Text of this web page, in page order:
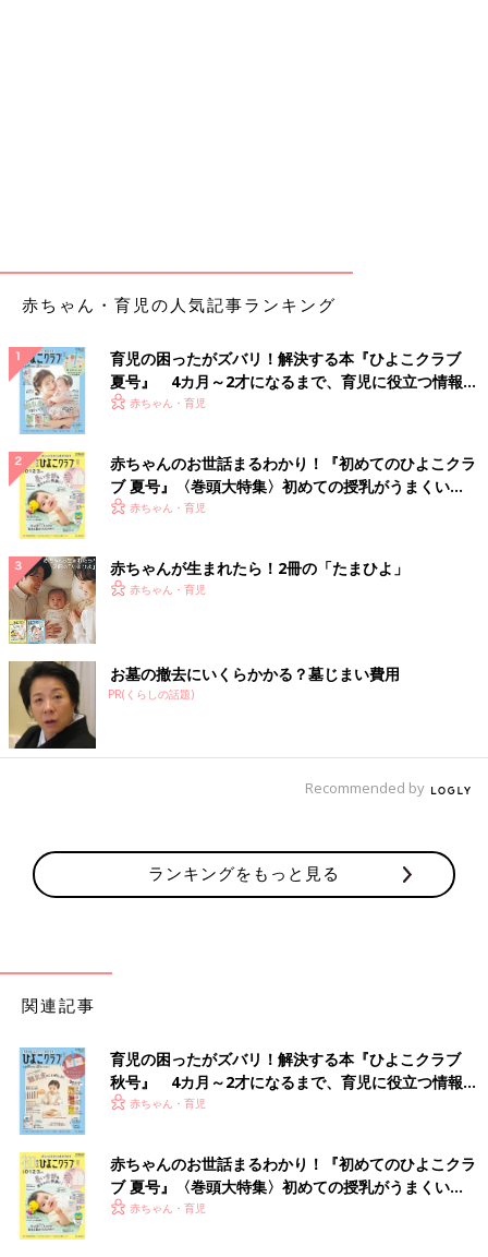
式。現在はリュックで登校し、教科書は学校の予備をお借りして
「庭先のお花がその種類だけゴッソリ掘り返されて盗まれまし
た。盗んだ花を自宅で愛でる気持ちが理解できません！」
「やっと咲いた花が盗まれました。10株位あったのに全部です。
盗んだ花を咲かせて、罪悪感ないんですかね。毎年咲いて思い出
さないのかな」
「息子の誕生日のお祝い用に注文しておいたお寿司を自転車で受
け取りに行き、その帰りに10分ほど自転車を離れたらお寿司がな
くなってました…。楽しみにしていた誕生日がだいなし」
意外と『犯人はカラスでは？』との意見多し。
ほかにも、電車でうたた寝している間に足元に置いた鞄、網棚に
乗せた鞄、自転車にくくりつけておいた子ども用ヘルメット、ベ
ビーカーのカゴに入れておいた抱っこひもなどなど。
カラスの仕業ならまだ許せますが、盗まれて腹が立つというよ
り、切ないような情けない気分になります。
せて得た物で、その人が幸せになれるような気は、全然しないで
す」
「母はこう言っていました。『人のものを盗まないといけないほ
明日への命をつないだ幼い兄弟や母がいたりして。そして、盗ま
れた時は“身代わり”と考えなさい、と。本来、私が受けるはずだ
った災難を、物が身代わりになって受け、私の前から姿を消した
のだろうと」
お母さま、実にいいことを言ってくださってます。
盗まれると腹が立ちます。とても不快な気分になります。でも、
どこかで気持ちを切り替えないとやってられませんよね。
これからは“身代わり”と考えると同時に、盗まれないように気を
赤ちゃん・育児の人気記事ランキング
育児の困ったがズバリ！解決する本『ひよこクラブ
夏号』 4カ月～2才になるまで、育児に役立つ情報が
いっぱい！
赤ちゃん・育児
赤ちゃんのお世話まるわかり！『初めてのひよこクラ
ブ 夏号』〈巻頭大特集〉初めての授乳がうまくい
く！ おっぱい・ミルクの基本と夏のトラブル 解決テ
赤ちゃん・育児
赤ちゃんが生まれたら！2冊の「たまひよ」
赤ちゃん・育児
お墓の撤去にいくらかかる？墓じまい費用
PR(くらしの話題)
Recommended by
ランキングをもっと見る
関連記事
育児の困ったがズバリ！解決する本『ひよこクラブ
秋号』 4カ月～2才になるまで、育児に役立つ情報が
いっぱい！
赤ちゃん・育児
赤ちゃんのお世話まるわかり！『初めてのひよこクラ
ブ 夏号』〈巻頭大特集〉初めての授乳がうまくい
く！ おっぱい・ミルクの基本と夏のトラブル 解決テ
赤ちゃん・育児